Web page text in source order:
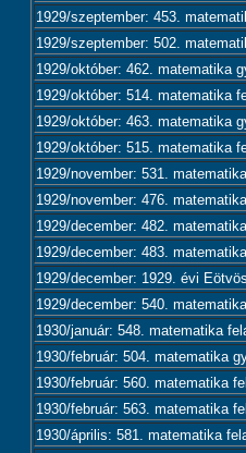
1929/szeptember: 453.
1929/szeptember: 502.
1929/október: 462. matematika
1929/október: 514. matematika
1929/október: 463. matematika
1929/október: 515. matematika
1929/november: 531.
1929/november: 476.
1929/december: 482.
1929/december: 483.
1929/december: 1929. évi
1929/december: 540.
1930/január: 548. matematika
1930/február: 504. matematika
1930/február: 560. matematika
1930/február: 563. matematika
1930/április: 581. matematika